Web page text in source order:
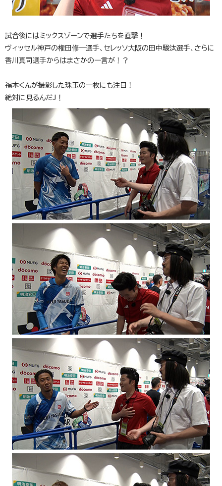
試合後にはミックスゾーンで選手たちを直撃！
ヴィッセル神戸の権田修一選手、セレッソ大阪の田中駿汰選手、さらに
香川真司選手からはまさかの一言が！？
福本くんが撮影した珠玉の一枚にも注目！
絶対に見るんだJ！